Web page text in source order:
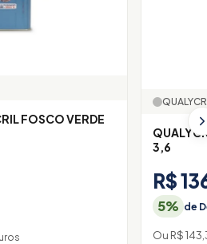
FOSCO VERDE
3,6
R$
5% de
Ou R$